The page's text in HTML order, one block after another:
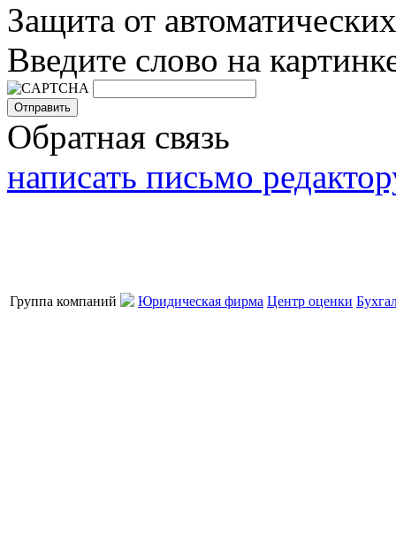
Защита от
Введите слово на
Обратная связь
написать письмо
Группа компаний Юридическая фирма Центр оценки